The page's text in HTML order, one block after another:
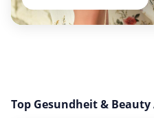
Top Gesundheit & Beauty